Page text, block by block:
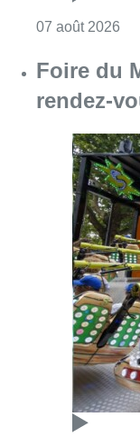
07 août 2026
Foire du
rendez-